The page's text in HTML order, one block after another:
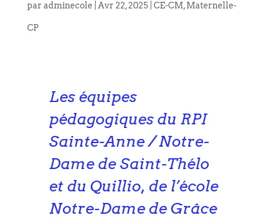
par adminecole Avr 22, 2025| CE-CM,Maternelle-
CP
Les équipes
pédagogiques du RPI
Sainte-Anne / Notre-
Dame de Saint-Thélo
et du Quillio, de l’école
Notre-Dame de Grâce